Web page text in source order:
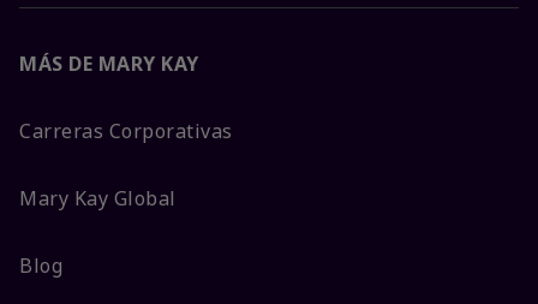
MÁS DE MARY KAY
Carreras Corporativas
Mary Kay Global
Blog